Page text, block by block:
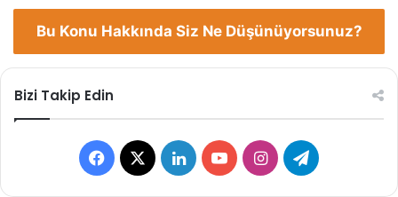
Bu Konu Hakkında Siz Ne Düşünüyorsunuz?
Bizi Takip Edin
Facebook
X LinkedInYouTubeInstagramTelegram